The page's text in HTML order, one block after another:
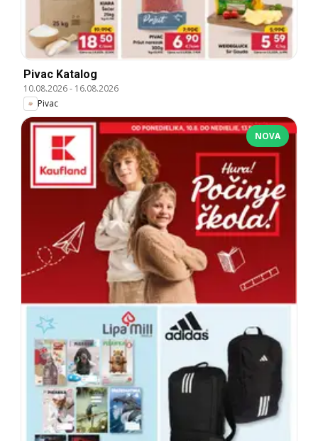
Pivac Katalog
10.08.2026- 16.08.2026
Pivac
NOVA